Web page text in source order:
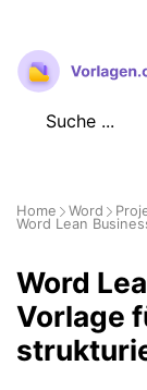
Zum
Inhalt
springen
Home Word
Word Lean
Word
Vorlage